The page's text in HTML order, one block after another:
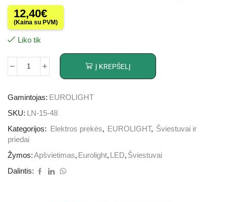
12,40€
(Kaina su PVM)
Liko tik
Į KREPŠELĮ
Gamintojas: EUROLIGHT
SKU: LN-15-48
Kategorijos:
Elektros prekės, EUROLIGHT, Šviestuvai ir
priedai
Žymos:Apšvietimas, Eurolight, LED, Šviestuvai
Dalintis: